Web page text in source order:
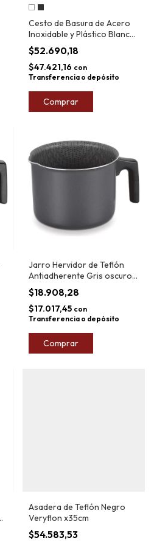
Cesto de Basura de Acero
Inoxidable y Plástico Blanco
5L
$52.690,18
$47.421,16 con
Transferencia o depósito
Comprar
Jarro Hervidor de Teflón
Antiadherente Gris oscuro
Tramontina 12cm 1L
$18.908,28
$17.017,45 con
Transferencia o depósito
Comprar
Asadera de Teflón Negro
Veryflon x35cm
$54.583,53